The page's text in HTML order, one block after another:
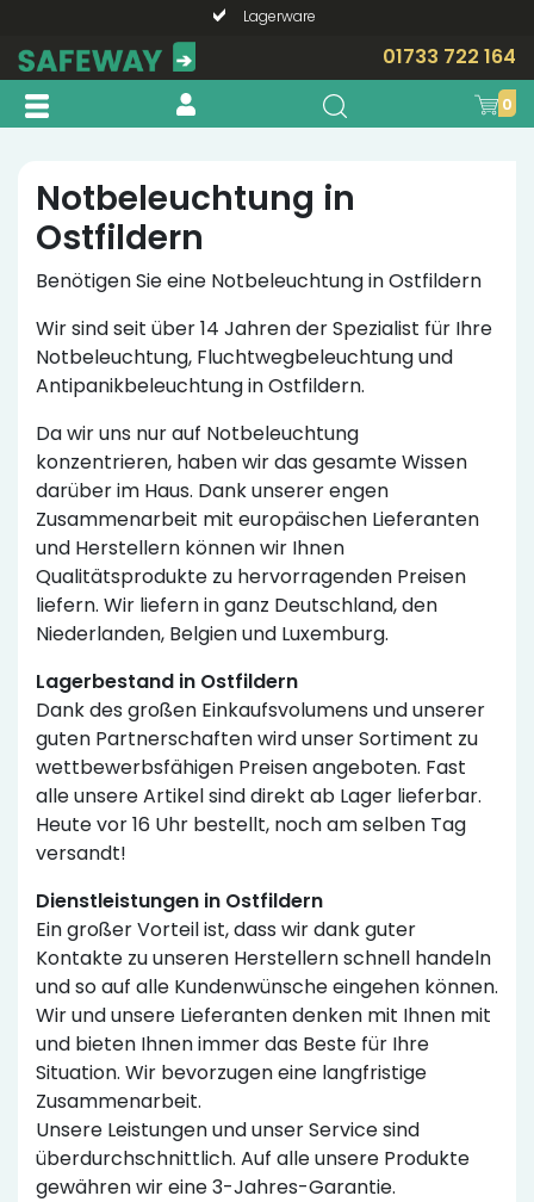
Lagerware
Telefonische Beratung? 01733 722 164
0
Notbeleuchtung in
Ostfildern
Benötigen Sie eine Notbeleuchtung in Ostfildern
Wir sind seit über 14 Jahren der Spezialist für Ihre
Notbeleuchtung, Fluchtwegbeleuchtung und
Antipanikbeleuchtung in Ostfildern.
Da wir uns nur auf Notbeleuchtung
konzentrieren, haben wir das gesamte Wissen
darüber im Haus. Dank unserer engen
Zusammenarbeit mit europäischen Lieferanten
und Herstellern können wir Ihnen
Qualitätsprodukte zu hervorragenden Preisen
liefern. Wir liefern in ganz Deutschland, den
Niederlanden, Belgien und Luxemburg.
Lagerbestand in Ostfildern
Dank des großen Einkaufsvolumens und unserer
guten Partnerschaften wird unser Sortiment zu
wettbewerbsfähigen Preisen angeboten. Fast
alle unsere Artikel sind direkt ab Lager lieferbar.
Heute vor 16 Uhr bestellt, noch am selben Tag
versandt!
Dienstleistungen in Ostfildern
Ein großer Vorteil ist, dass wir dank guter
Kontakte zu unseren Herstellern schnell handeln
und so auf alle Kundenwünsche eingehen können.
Wir und unsere Lieferanten denken mit Ihnen mit
und bieten Ihnen immer das Beste für Ihre
Situation. Wir bevorzugen eine langfristige
Zusammenarbeit.
Unsere Leistungen und unser Service sind
überdurchschnittlich. Auf alle unsere Produkte
gewähren wir eine 3-Jahres-Garantie.